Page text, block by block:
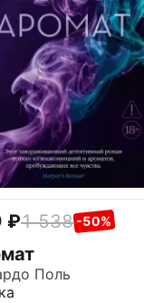
1 538 -50%
Поль